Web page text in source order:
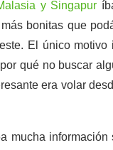
y Singapur
bonitas que
El único
qué no buscar
era volar
mucha